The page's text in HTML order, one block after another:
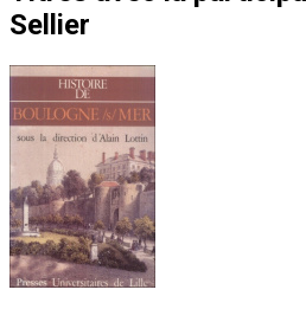
Sellier